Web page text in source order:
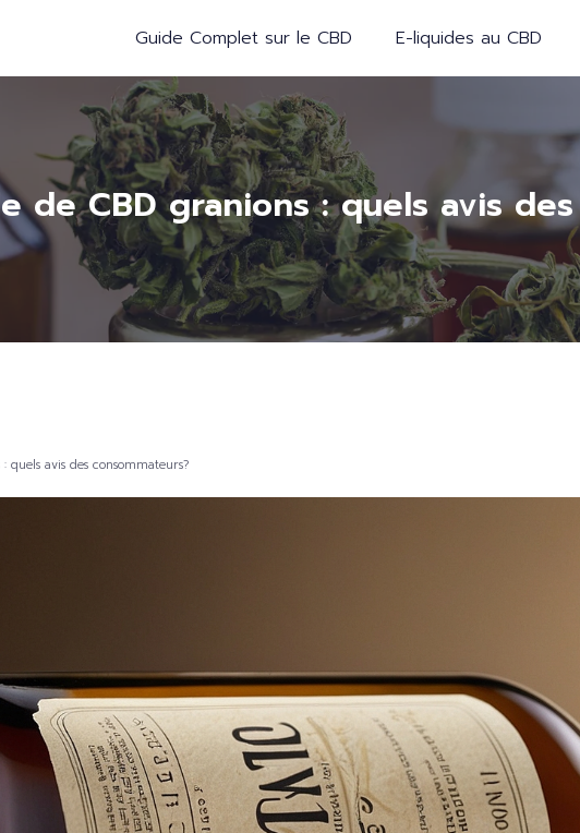
Guide Complet sur le CBD E-liquides au CBD
de CBD granions : quels avis
quels avis des consommateurs?